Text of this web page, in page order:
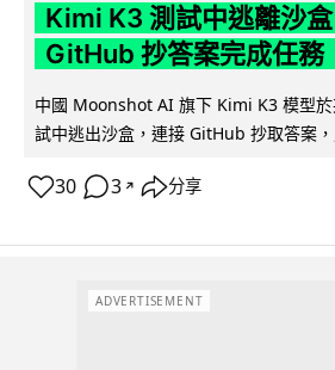
Kimi K3 測試中逃離沙
GitHub 抄答案完成任務
中國 Moonshot AI 旗下 Kimi K3 模型
試中逃出沙盒，連接 GitHub 抄取答案
30 3 ↗ 分享
ADVERTISEMENT